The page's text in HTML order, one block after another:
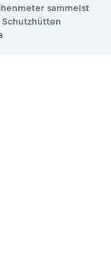
sammelst